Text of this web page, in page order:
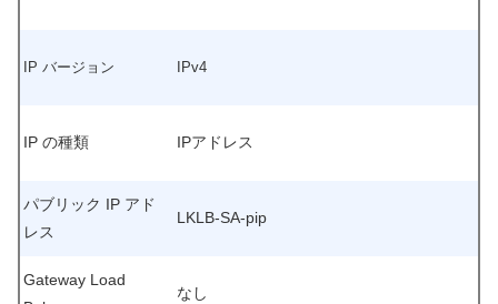
IP バージョン IPv4
IP の種類 IPアドレス
パブリック IP アド
レス
LKLB-SA-pip
Gateway Load
なし